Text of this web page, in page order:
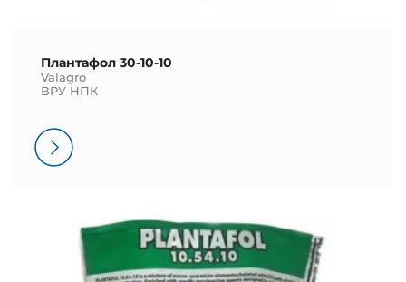
Плантафол 30-10-10
Valagro
ВРУ НПК